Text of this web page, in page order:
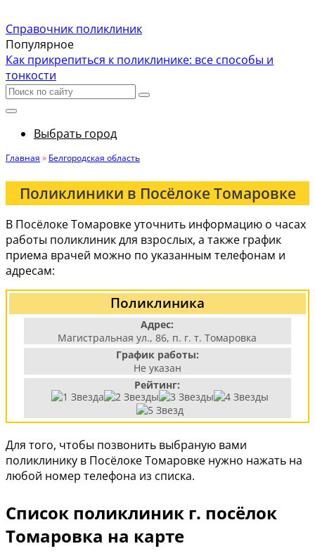
Справочник поликлиник
Популярное
Как прикрепиться к поликлинике: все способы и
тонкости
Выбрать город
Главная » Белгородская область
Поликлиники в Посёлоке Томаровке
В Посёлоке Томаровке уточнить информацию о часах
работы поликлиник для взрослых, а также график
приема врачей можно по указанным телефонам и
адресам:
Поликлиника
Адрес:
Магистральная ул., 86, п. г. т. Томаровка
График работы:
Не указан
Рейтинг:
Для того, чтобы позвонить выбраную вами
поликлинику в Посёлоке Томаровке нужно нажать на
любой номер телефона из списка.
Список поликлиник г. посёлок
Томаровка на карте